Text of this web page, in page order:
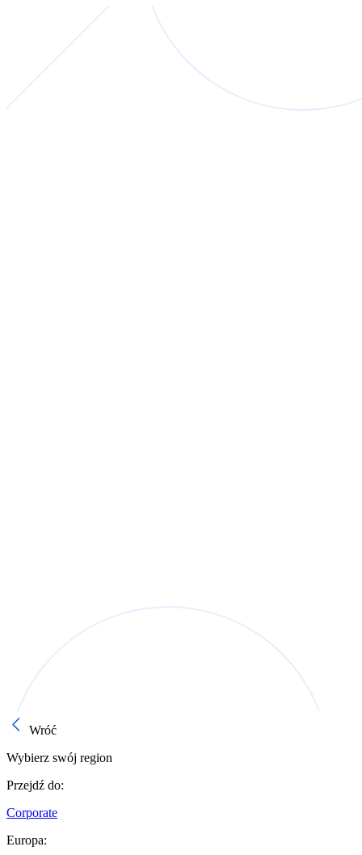
Wróć
Wybierz swój region
Przejdź do:
Corporate
Europa: